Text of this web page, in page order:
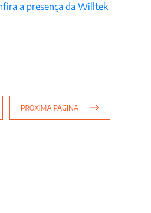
a presença da Willtek